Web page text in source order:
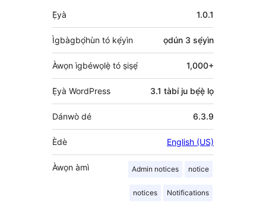
Àkójọpọ̀
Meta
Ẹ̀yà 1.0.1
Ìgbàgbọ́hùn tó kẹ́yìn ọdún 3 sẹ́yìn
Àwọn ìgbéwọlẹ̀ tó ṣiṣẹ́ 1,000+
Ẹ̀yà WordPress 3.1 tàbí ju bẹ́ẹ̀ lọ
Dánwò dé 6.3.9
Èdè English (US)
Àwọn àmì Admin notices notice
notices Notifications